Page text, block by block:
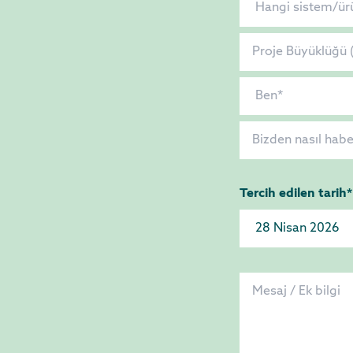
Tercih edilen